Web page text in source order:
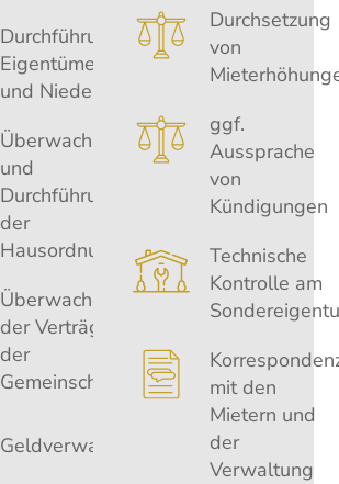
Durchführung von
Eigentümerversammlungen
und Niederschrift
Überwachung
und
Durchführung
der
Hausordnung
Überwachen
der Verträge
der
Gemeinschaft
Geldverwaltung
Durchsetzung
von
ggf.
Aussprache
von
Kündigungen
Technische
Kontrolle am
mit den
Mietern und
der
Verwaltung